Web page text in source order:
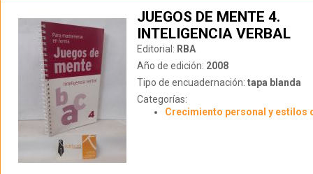
JUEGOS DE MENTE 4.
INTELIGENCIA VERBAL
Editorial: RBA
Año de edición: 2008
Tipo de encuadernación: tapa blanda
Categorías:
Crecimiento personal y estilos